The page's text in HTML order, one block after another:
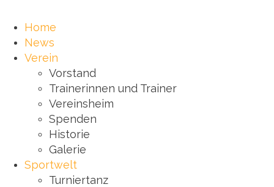
Home
News
Verein
Vorstand
Trainerinnen und Trainer
Vereinsheim
Spenden
Historie
Galerie
Sportwelt
Turniertanz